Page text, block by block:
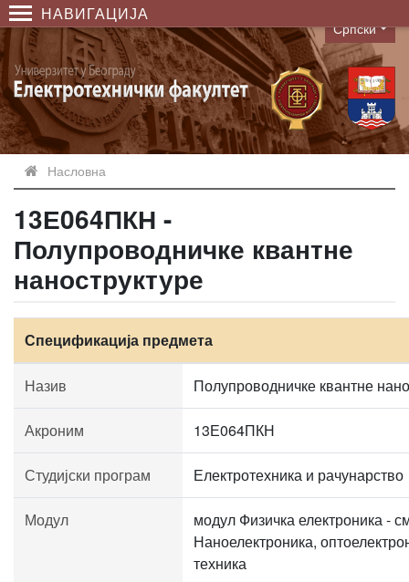
НАВИГАЦИЈА
Language
Српски
Насловна
13Е064ПКН -
Полупроводничке квантне
наноструктуре
Спецификација предмета
Назив Полупроводничке квантне
Акроним 13Е064ПКН
Студијски програм Електротехника и рачунарство
Модул
модул Физичка електроника -
Наноелектроника,
техника